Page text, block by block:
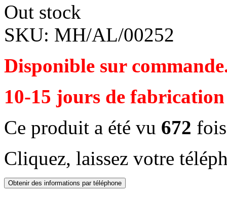
Out stock
SKU: MH/AL/00252
Disponible sur
10-15 jours de fabrication
Ce produit a été vu 672
Cliquez, laissez votre
Obtenir des informations par téléphone